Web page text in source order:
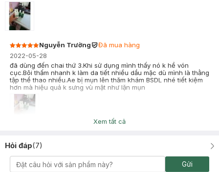
Nguyễn Trường
Đã mua hàng
2022-05-28
đã dùng đến chai thứ 3.Khi sử dụng mình thấy nó k hề vón
cục.Bôi thấm nhanh k làm da tiết nhiều dầu mặc dù mình là thằng
tập thể thao nhiều.Ae bị mụn lên thăm khám BSDL nhé tiết kiệm
hơn mà hiệu quả k sưng vù mặt như lặn mụn
2021-02-08
Xem tất cả
Hỏi đáp(7)
Gửi